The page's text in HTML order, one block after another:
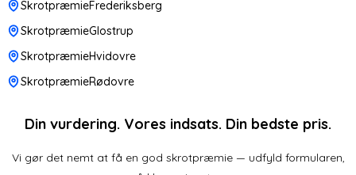
SkrotpræmieFrederiksberg
SkrotpræmieGlostrup
SkrotpræmieHvidovre
SkrotpræmieRødovre
Din vurdering. Vores indsats. Din bedste pris.
Vi gør det nemt at få en god skrotpræmie — udfyld formularen,